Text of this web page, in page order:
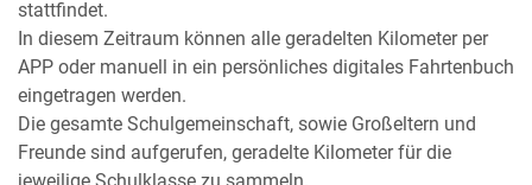
stattfindet.
In diesem Zeitraum können alle geradelten Kilometer per
APP oder manuell in ein persönliches digitales Fahrtenbuch
eingetragen werden.
Die gesamte Schulgemeinschaft, sowie Großeltern und
Freunde sind aufgerufen, geradelte Kilometer für die